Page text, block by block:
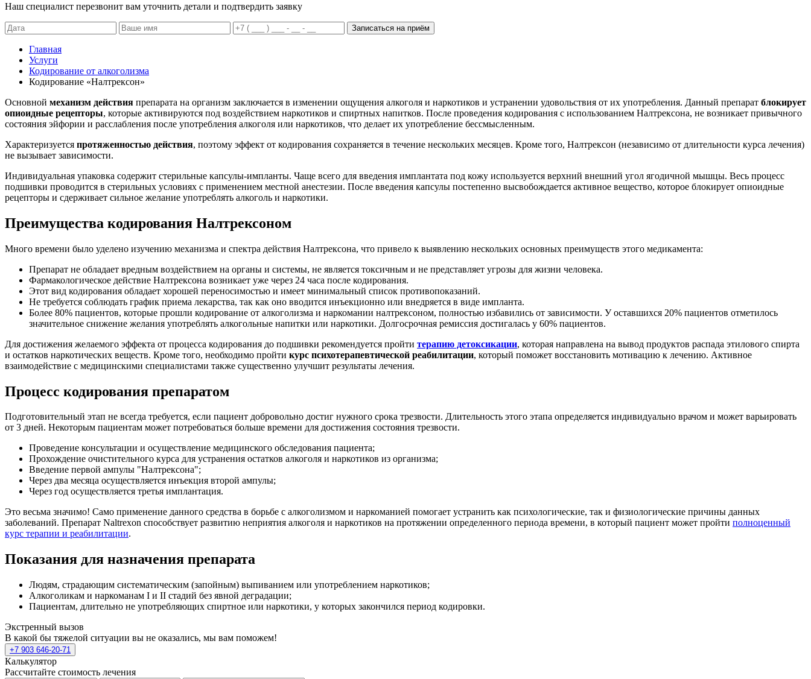
Наш специалист перезвонит вам уточнить детали и подтвердить заявку
Записаться на приём
Главная
Услуги
Кодирование от алкоголизма
Кодирование «Налтрексон»
Основной механизм действия препарата на организм заключается в изменении ощущения алкоголя и наркотиков и устранении удовольствия от их употребления. Данный препарат блокирует
опиоидные рецепторы, которые активируются под воздействием наркотиков и спиртных напитков. После проведения кодирования с использованием Налтрексона, не возникает привычного
состояния эйфории и расслабления после употребления алкоголя или наркотиков, что делает их употребление бессмысленным.
Характеризуется протяженностью действия, поэтому эффект от кодирования сохраняется в течение нескольких месяцев. Кроме того, Налтрексон (независимо от длительности курса лечения)
не вызывает зависимости.
Индивидуальная упаковка содержит стерильные капсулы-импланты. Чаще всего для введения имплантата под кожу используется верхний внешний угол ягодичной мышцы. Весь процесс
подшивки проводится в стерильных условиях с применением местной анестезии. После введения капсулы постепенно высвобождается активное вещество, которое блокирует опиоидные
рецепторы и сдерживает сильное желание употреблять алкоголь и наркотики.
Преимущества кодирования Налтрексоном
Много времени было уделено изучению механизма и спектра действия Налтрексона, что привело к выявлению нескольких основных преимуществ этого медикамента:
Препарат не обладает вредным воздействием на органы и системы, не является токсичным и не представляет угрозы для жизни человека.
Фармакологическое действие Налтрексона возникает уже через 24 часа после кодирования.
Этот вид кодирования обладает хорошей переносимостью и имеет минимальный список противопоказаний.
Не требуется соблюдать график приема лекарства, так как оно вводится инъекционно или внедряется в виде импланта.
Более 80% пациентов, которые прошли кодирование от алкоголизма и наркомании налтрексоном, полностью избавились от зависимости. У оставшихся 20% пациентов отметилось
значительное снижение желания употреблять алкогольные напитки или наркотики. Долгосрочная ремиссия достигалась у 60% пациентов.
Для достижения желаемого эффекта от процесса кодирования до подшивки рекомендуется пройти терапию детоксикации, которая направлена на вывод продуктов распада этилового спирта
и остатков наркотических веществ. Кроме того, необходимо пройти курс психотерапевтической реабилитации, который поможет восстановить мотивацию к лечению. Активное
взаимодействие с медицинскими специалистами также существенно улучшит результаты лечения.
Процесс кодирования препаратом
Подготовительный этап не всегда требуется, если пациент добровольно достиг нужного срока трезвости. Длительность этого этапа определяется индивидуально врачом и может варьировать
от 3 дней. Некоторым пациентам может потребоваться больше времени для достижения состояния трезвости.
Проведение консультации и осуществление медицинского обследования пациента;
Прохождение очистительного курса для устранения остатков алкоголя и наркотиков из организма;
Введение первой ампулы "Налтрексона";
Через два месяца осуществляется инъекция второй ампулы;
Через год осуществляется третья имплантация.
Это весьма значимо! Само применение данного средства в борьбе с алкоголизмом и наркоманией помогает устранить как психологические, так и физиологические причины данных
заболеваний. Препарат Naltrexon способствует развитию неприятия алкоголя и наркотиков на протяжении определенного периода времени, в который пациент может пройти полноценный
курс терапии и реабилитации.
Показания для назначения препарата
Людям, страдающим систематическим (запойным) выпиванием или употреблением наркотиков;
Алкоголикам и наркоманам I и II стадий без явной деградации;
Пациентам, длительно не употребляющих спиртное или наркотики, у которых закончился период кодировки.
Экстренный вызов
В какой бы тяжелой ситуации вы не оказались, мы вам поможем!
+7 903 646-20-71
Калькулятор
Рассчитайте стоимость лечения